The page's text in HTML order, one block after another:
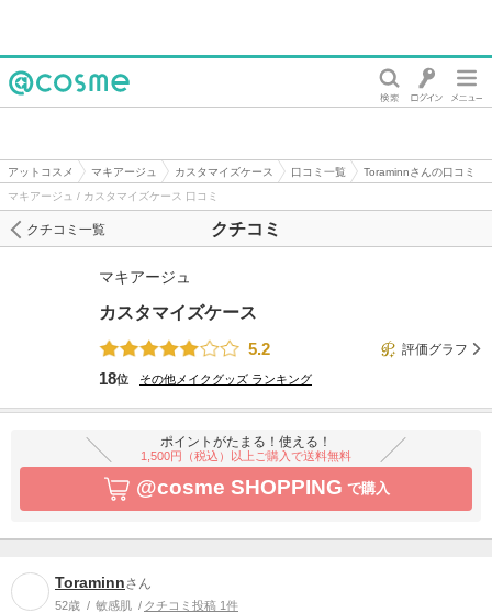
アットコスメ マキアージュ カスタマイズケース 口コミ一覧
Toraminnさんの口コミ
マキアージュ / カスタマイズケース 口コミ
クチコミ
クチコミ一覧
マキアージュ
カスタマイズケース
5.2
評価グラフ
18位 その他メイクグッズ ランキング
ポイントがたまる！使える！
1,500円（税込）以上ご購入で送料無料
@cosme SHOPPING で購入
Toraminnさん
52歳 敏感肌 クチコミ投稿 1件